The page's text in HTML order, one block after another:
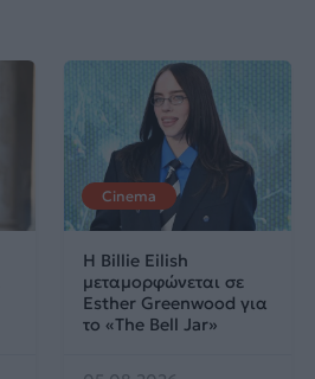
Cinema
Η Billie Eilish
μεταμορφώνεται σε
Esther Greenwood για
το «The Bell Jar»